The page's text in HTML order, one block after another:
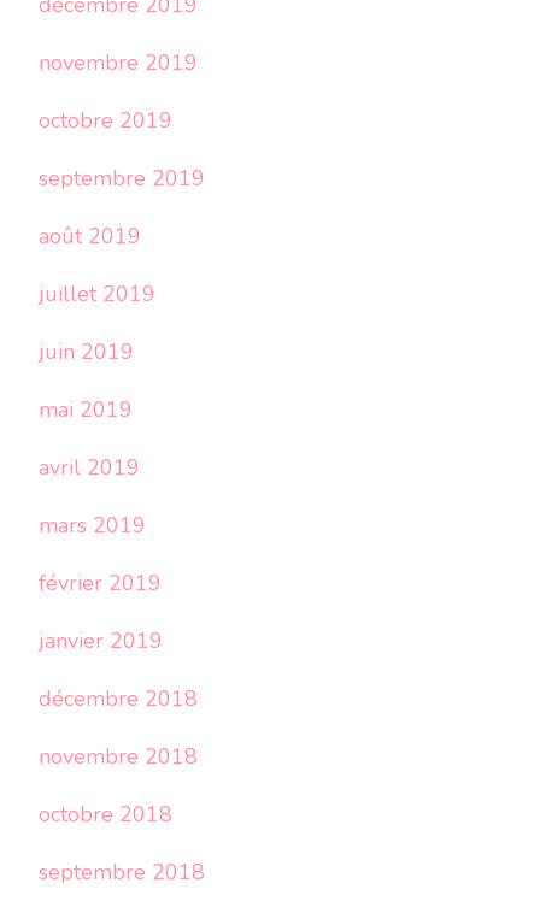
novembre 2019
octobre 2019
septembre 2019
août 2019
juillet 2019
juin 2019
mai 2019
avril 2019
mars 2019
février 2019
janvier 2019
décembre 2018
novembre 2018
octobre 2018
septembre 2018